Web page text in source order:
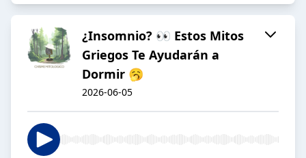
¿Insomnio? 👀 Estos Mitos
Griegos Te Ayudarán a
Dormir 🥱
2026-06-05